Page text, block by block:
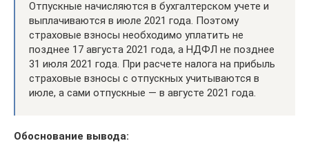
Отпускные начисляются в бухгалтерском учете и
выплачиваются в июле 2021 года. Поэтому
страховые взносы необходимо уплатить не
позднее 17 августа 2021 года, а НДФЛ не позднее
31 июля 2021 года. При расчете налога на прибыль
страховые взносы с отпускных учитываются в
июле, а сами отпускные — в августе 2021 года.
Обоснование вывода: